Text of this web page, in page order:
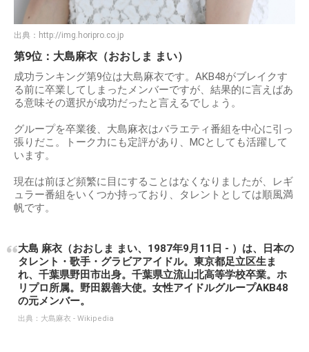
出典： http://img.horipro.co.jp
第9位：大島麻衣（おおしま まい）
成功ランキング第9位は大島麻衣です。AKB48がブレイクす
る前に卒業してしまったメンバーですが、結果的に言えばあ
る意味その選択が成功だったと言えるでしょう。
グループを卒業後、大島麻衣はバラエティ番組を中心に引っ
張りだこ。トーク力にも定評があり、MCとしても活躍して
います。
現在は前ほど頻繁に目にすることはなくなりましたが、レギ
ュラー番組をいくつか持っており、タレントとしては順風満
帆です。
大島 麻衣（おおしま まい、1987年9月11日 - ）は、日本の
タレント・歌手・グラビアアイドル。東京都足立区生ま
れ、千葉県野田市出身。千葉県立流山北高等学校卒業。ホ
リプロ所属。野田親善大使。女性アイドルグループAKB48
の元メンバー。
出典： 大島麻衣 - Wikipedia